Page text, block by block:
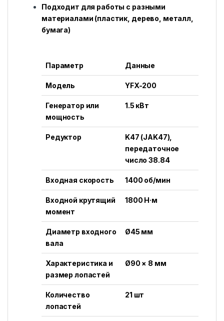
Подходит для работы с разными
материалами (пластик, дерево, металл,
бумага)
Параметр Данные
Модель YFX-200
Генератор или
мощность
1.5 кВт
Редуктор
K47 (JAK47),
передаточное
число 38.84
Входная скорость 1400 об/мин
Входной крутящий
момент
1800 Н·м
Диаметр входного
вала
Ø45 мм
Характеристика и
размер лопастей
Ø90 × 8 мм
Количество
лопастей
21 шт